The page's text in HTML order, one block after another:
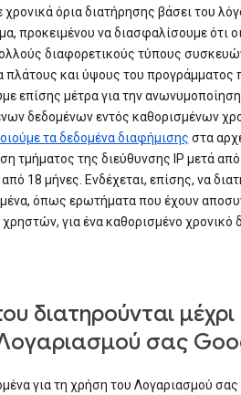
όρια διατήρησης βάσει του
προκειμένου να διασφαλίσουμε ότι
διαφορετικούς τύπους
πλάτους και ύψους του προγράμματος
επίσης μέτρα για την
δεδομένων εντός καθορισμένων
τα δεδομένα διαφήμισης στα
τμήματος της διεύθυνσης IP μετά
18 μήνες. Ενδέχεται, επίσης, να
όπως ερωτήματα που έχουν
για ένα καθορισμένο χρονικό
διατηρούνται μέχρι
σας
για τη χρήση του Λογαριασμού σας